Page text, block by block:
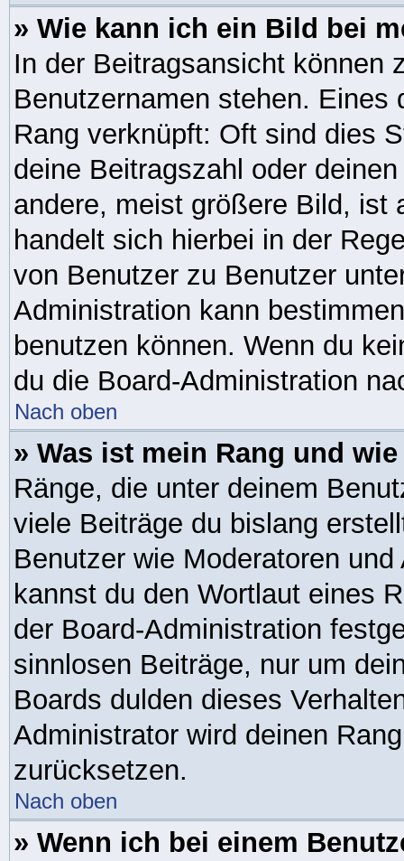
» Wie kann ich ein Bild bei
In der Beitragsansicht können
Benutzernamen stehen.
Rang verknüpft: Oft sind dies
deine Beitragszahl oder
andere, meist größere Bild, ist
handelt sich hierbei in der
von Benutzer zu Benutzer
Administration kann
benutzen können. Wenn du
du die Board-Administration
Nach oben
» Was ist mein Rang und
Ränge, die unter deinem
viele Beiträge du bislang
Benutzer wie Moderatoren
kannst du den Wortlaut eines
der Board-Administration
sinnlosen Beiträge, nur um
Boards dulden dieses
Administrator wird deinen
zurücksetzen.
Nach oben
» Wenn ich bei einem